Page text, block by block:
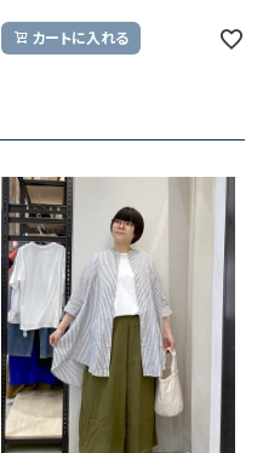
カートに入れる